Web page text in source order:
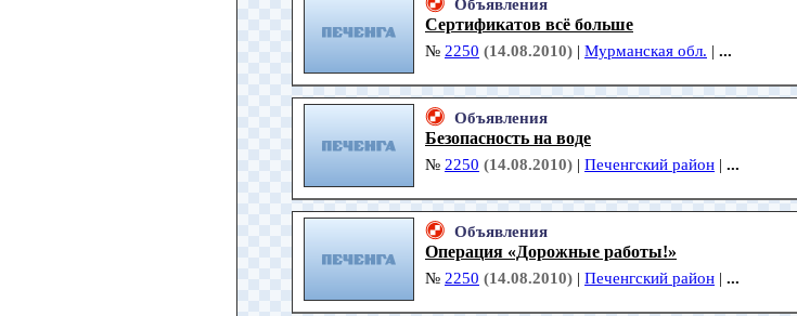
Объявления
Сертификатов всё больше
№ 2250 (14.08.2010) | Мурманская обл. | ...
Объявления
Безопасность на воде
№ 2250 (14.08.2010) | Печенгский район | ...
Объявления
Операция «Дорожные работы!»
№ 2250 (14.08.2010) | Печенгский район | ...